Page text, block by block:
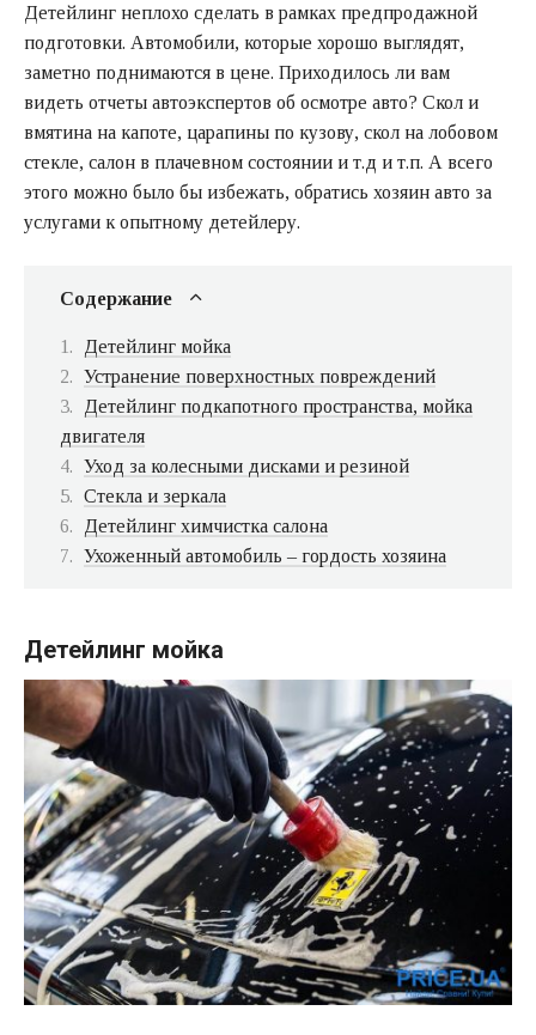
Детейлинг неплохо сделать в рамках предпродажной
подготовки. Автомобили, которые хорошо выглядят,
заметно поднимаются в цене. Приходилось ли вам
видеть отчеты автоэкспертов об осмотре авто? Скол и
вмятина на капоте, царапины по кузову, скол на лобовом
стекле, салон в плачевном состоянии и т.д и т.п. А всего
этого можно было бы избежать, обратись хозяин авто за
услугами к опытному детейлеру.
Содержание
Детейлинг мойка
Устранение поверхностных повреждений
Детейлинг подкапотного пространства, мойка
двигателя
Уход за колесными дисками и резиной
Стекла и зеркала
Детейлинг химчистка салона
Ухоженный автомобиль – гордость хозяина
Детейлинг мойка